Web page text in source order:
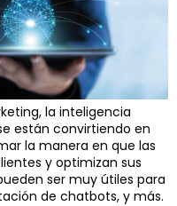
la inteligencia
están convirtiendo en
la manera en que las
y optimizan sus
ser muy útiles para
de chatbots, y más.